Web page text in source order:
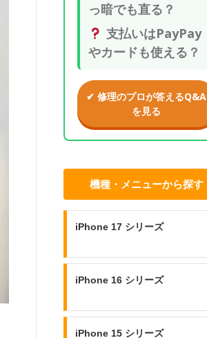
っ暗でも直る？
支払いはPayPay
やカードも使える？
✔ 修理のプロが答えるQ&A
を見る
機種・メニューから探す
iPhone 17 シリーズ
iPhone 16 シリーズ
iPhone 15 シリーズ